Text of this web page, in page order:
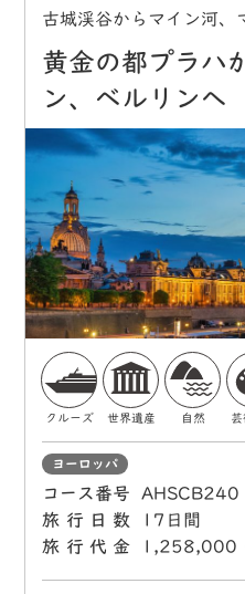
古城渓谷からマイン河、
黄金の都プラハ
ン、ベルリンへ
クルーズ 世界遺産 自然 芸
ヨーロッパ
コース番号
AHSCB240
旅行日数
17日間
旅行代金
1,258,000